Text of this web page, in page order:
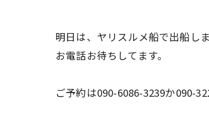
明日は、ヤリスルメ船で出船しま
お電話お待ちしてます。
ご予約は090-6086-3239か090-